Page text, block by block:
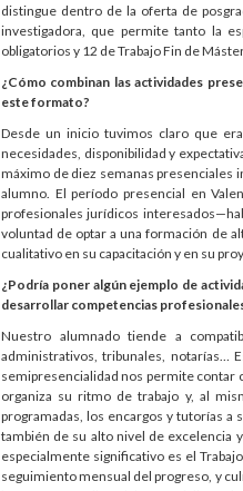
distingue dentro de la oferta de
investigadora, que permite tanto la
obligatorios y 12 de Trabajo Fin de
¿Cómo combinan las actividades
este formato?
Desde un inicio tuvimos claro que
necesidades, disponibilidad y
máximo de diez semanas presenciales
alumno. El período presencial en
profesionales jurídicos
voluntad de optar a una formación de
cualitativo en su capacitación y en su
¿Podría poner algún ejemplo de
desarrollar competencias
Nuestro alumnado tiende a
administrativos, tribunales, notarías…
semipresencialidad nos permite contar
organiza su ritmo de trabajo y, al
programadas, los encargos y tutorías a
también de su alto nivel de excelencia
especialmente significativo es el
seguimiento mensual del progreso, y